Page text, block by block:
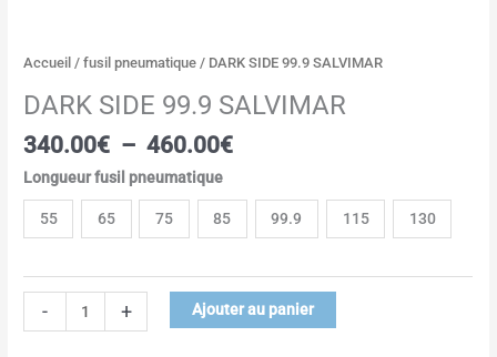
Accueil /fusil pneumatique / DARK SIDE 99.9 SALVIMAR
DARK SIDE 99.9 SALVIMAR
340.00€ – 460.00€
Longueur fusil pneumatique
55 65 75 85 99.9 115 130
- + Ajouter au panier